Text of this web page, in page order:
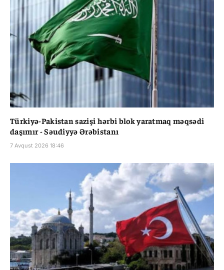
Türkiyə-Pakistan sazişi hərbi blok yaratmaq məqsədi
daşımır - Səudiyyə Ərəbistanı
7 Avqust 2026 18:46